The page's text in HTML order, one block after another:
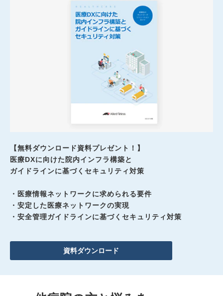
【無料ダウンロード資料プレゼント！】
医療DXに向けた院内インフラ構築と
ガイドラインに基づくセキュリティ対策
・医療情報ネットワークに求められる要件
・安定した医療ネットワークの実現
・安全管理ガイドラインに基づくセキュリティ対策
資料ダウンロード